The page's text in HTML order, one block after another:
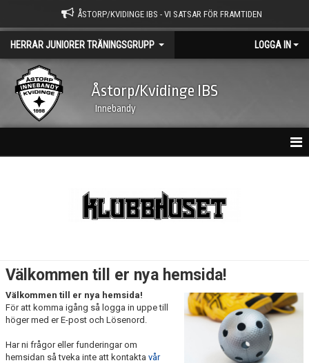
ÅSTORP/KVIDINGE IBS - VI SATSAR FÖR FRAMTIDEN
HERRAR JUNIORER TRÄNINGSGRUPP LOGGA IN
Åstorp/Kvidinge IBS
Innebandy
BILDGALLERI
DOKUMENT
Välkommen till er nya hemsida!
Välkommen till er nya hemsida!
För att komma igång så logga in uppe till
höger med er E-post och Lösenord.
Har ni frågor eller funderingar om
hemsidan så tveka inte att kontakta vår